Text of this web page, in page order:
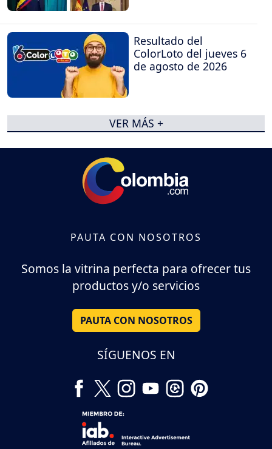
Resultado del
ColorLoto del jueves 6
de agosto de 2026
VER MÁS +
PAUTA CON NOSOTROS
Somos la vitrina perfecta para ofrecer tus
productos y/o servicios
PAUTA CON NOSOTROS
SÍGUENOS EN